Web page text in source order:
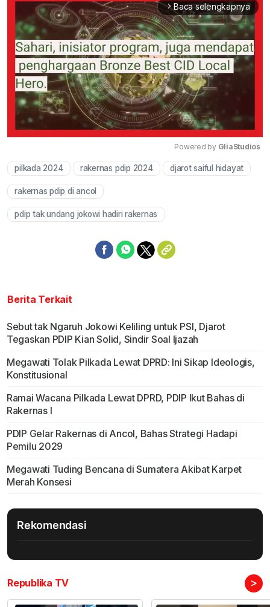
arrow_forward_ios Baca selengkapnya
Mute
Powered by GliaStudios
pilkada 2024 rakernas pdip 2024 djarot saiful hidayat
rakernas pdip di ancol
pdip tak undang jokowi hadiri rakernas
Berita Terkait
Sebut tak Ngaruh Jokowi Keliling untuk PSI, Djarot
Tegaskan PDIP Kian Solid, Sindir Soal Ijazah
Megawati Tolak Pilkada Lewat DPRD: Ini Sikap Ideologis,
Konstitusional
Ramai Wacana Pilkada Lewat DPRD, PDIP Ikut Bahas di
Rakernas I
PDIP Gelar Rakernas di Ancol, Bahas Strategi Hadapi
Pemilu 2029
Megawati Tuding Bencana di Sumatera Akibat Karpet
Merah Konsesi
Rekomendasi
Republika TV >